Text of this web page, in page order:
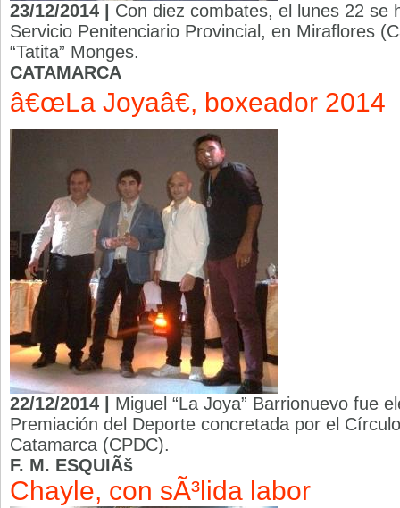
23/12/2014 | Con diez combates, el lunes 22 se
Servicio Penitenciario Provincial, en Miraflores
“Tatita” Monges.
CATAMARCA
â€œLa Joyaâ€, boxeador 2014
22/12/2014 | Miguel “La Joya” Barrionuevo fue
Premiación del Deporte concretada por el
Catamarca (CPDC).
F. M. ESQUIÃš
Chayle, con sÃ³lida labor